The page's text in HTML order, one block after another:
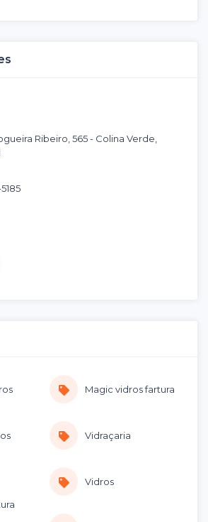
Ribeiro, 565 - Colina Verde,
Magic vidros fartura
Vidraçaria
Vidros